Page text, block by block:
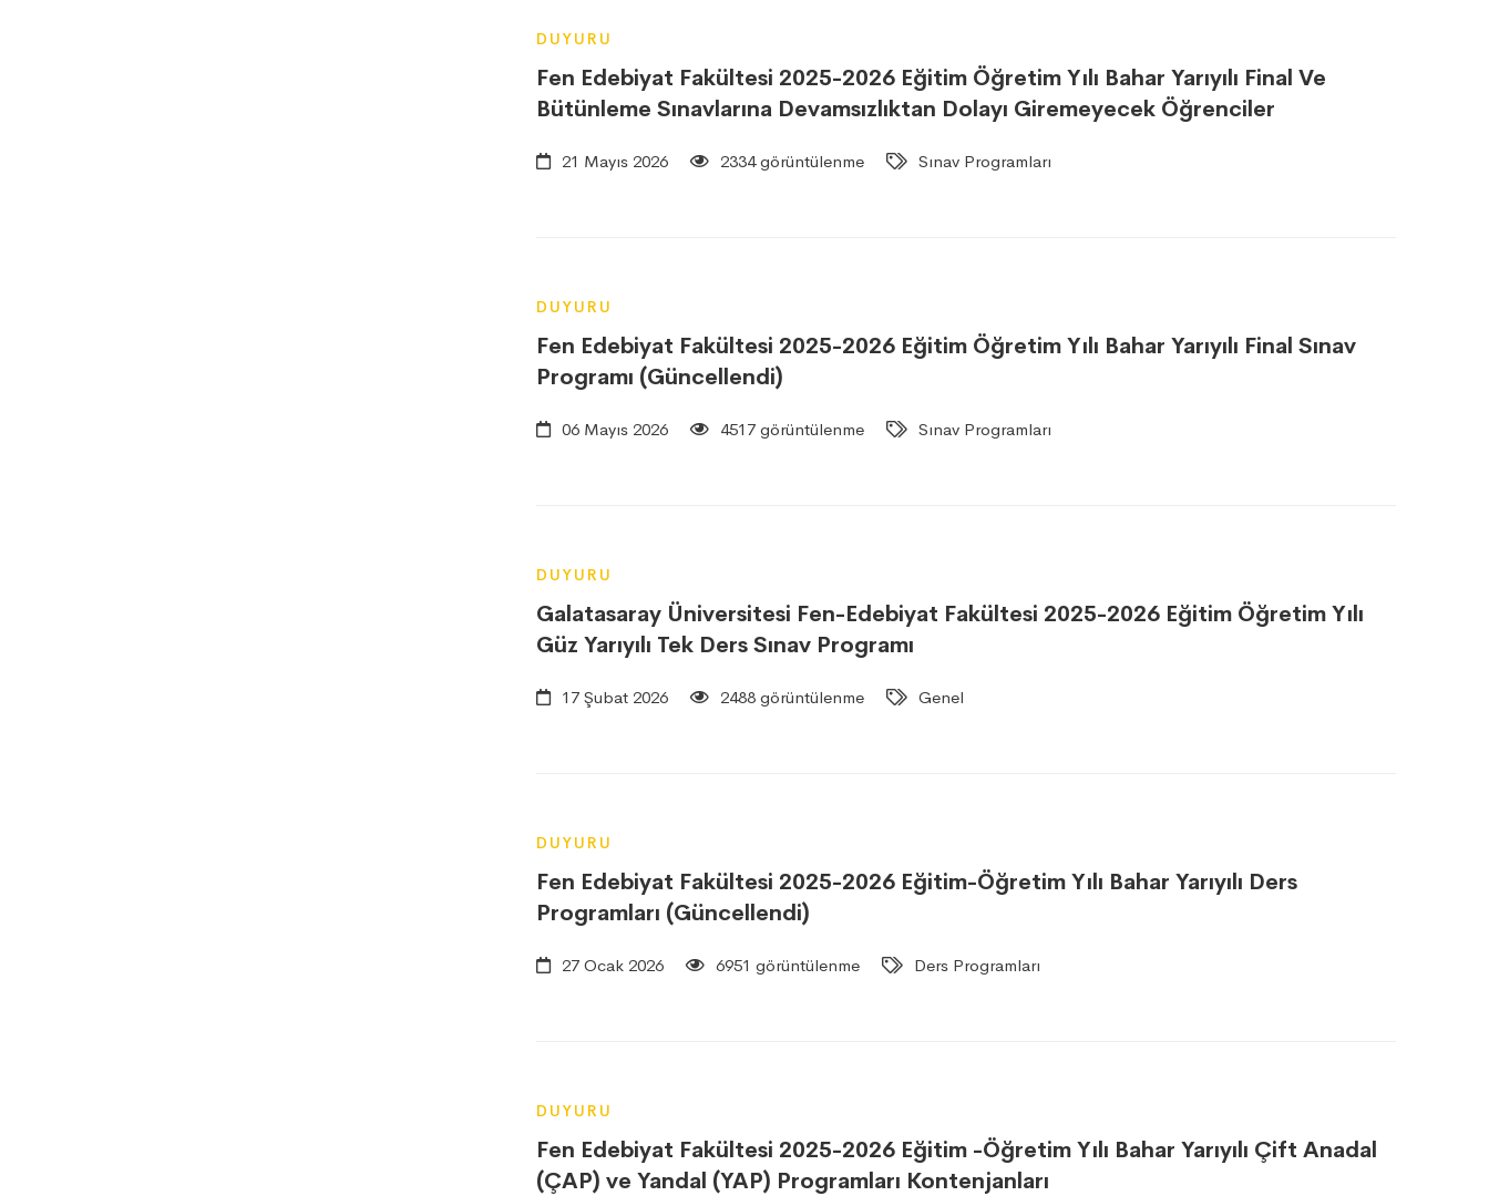
DUYURU
Fen Edebiyat Fakültesi 2025-2026 Eğitim Öğretim Yılı Bahar Yarıyılı Final Ve
Bütünleme Sınavlarına Devamsızlıktan Dolayı Giremeyecek Öğrenciler
21 Mayıs 2026 2334 görüntülenme Sınav Programları
DUYURU
Fen Edebiyat Fakültesi 2025-2026 Eğitim Öğretim Yılı Bahar Yarıyılı Final Sınav
Programı (Güncellendi)
06 Mayıs 2026 4517 görüntülenme Sınav Programları
DUYURU
Galatasaray Üniversitesi Fen-Edebiyat Fakültesi 2025-2026 Eğitim Öğretim Yılı
Güz Yarıyılı Tek Ders Sınav Programı
17 Şubat 2026 2488 görüntülenme Genel
DUYURU
Fen Edebiyat Fakültesi 2025-2026 Eğitim-Öğretim Yılı Bahar Yarıyılı Ders
Programları (Güncellendi)
27 Ocak 2026 6951 görüntülenme Ders Programları
DUYURU
Fen Edebiyat Fakültesi 2025-2026 Eğitim -Öğretim Yılı Bahar Yarıyılı Çift Anadal
(ÇAP) ve Yandal (YAP) Programları Kontenjanları